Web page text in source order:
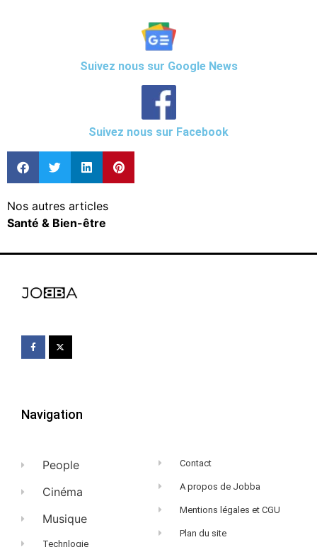
Suivez nous sur Google News
Suivez nous sur Facebook
Nos autres articles
Santé & Bien-être
Navigation
People
Cinéma
Musique
Technlogie
Contact
A propos de Jobba
Mentions légales et CGU
Plan du site